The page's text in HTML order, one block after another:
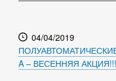
04/04/2019
A – ВЕСЕННЯЯ АКЦИЯ!!!